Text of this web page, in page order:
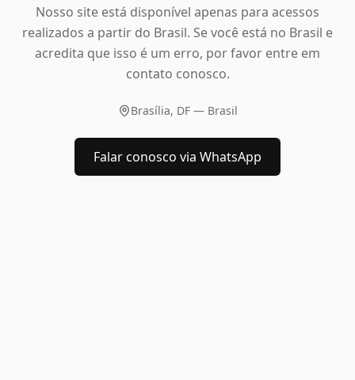
Nosso site está disponível apenas para acessos
realizados a partir do Brasil. Se você está no Brasil e
acredita que isso é um erro, por favor entre em
contato conosco.
Brasília, DF — Brasil
Falar conosco via WhatsApp